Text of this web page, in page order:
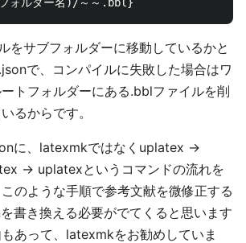
をサブフォルダーに移動しているかと
で、コンパイルに失敗した場合はワ
トフォルダーにある.bblファイルを削
るからです。
に、latexmkではなくuplatex →
→ uplatexというコマンドの流れを
のような手順で参考文献を微修正する
書き換える必要がでてくると思います
あって、latexmkをお勧めしていま